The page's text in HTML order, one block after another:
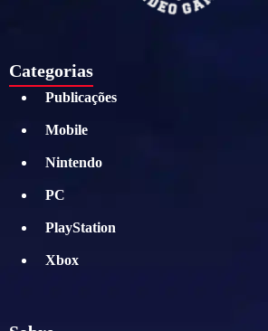
Categorias
Publicações
Mobile
Nintendo
PC
PlayStation
Xbox